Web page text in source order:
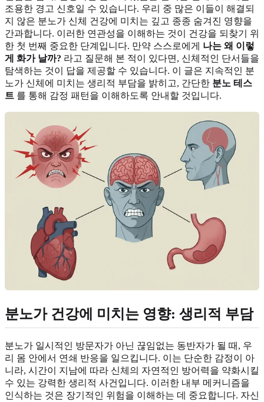
조용한 경고 신호일 수 있습니다. 우리 중 많은 이들이 해결되
지 않은 분노가 신체 건강에 미치는 깊고 종종 숨겨진 영향을
간과합니다. 이러한 연관성을 이해하는 것이 건강을 되찾기 위
한 첫 번째 중요한 단계입니다. 만약 스스로에게 나는 왜 이렇
게 화가 날까? 라고 질문해 본 적이 있다면, 신체적인 단서들을
탐색하는 것이 답을 제공할 수 있습니다. 이 글은 지속적인 분
노가 신체에 미치는 생리적 부담을 밝히고, 간단한 분노 테스
트 를 통해 감정 패턴을 이해하도록 안내할 것입니다.
분노가 건강에 미치는 영향: 생리적 부담
분노가 일시적인 방문자가 아닌 끊임없는 동반자가 될 때, 우
리 몸 안에서 연쇄 반응을 일으킵니다. 이는 단순한 감정이 아
니라, 시간이 지남에 따라 신체의 자연적인 방어력을 약화시킬
수 있는 강력한 생리적 사건입니다. 이러한 내부 메커니즘을
인식하는 것은 장기적인 위험을 이해하는 데 중요합니다. 자신